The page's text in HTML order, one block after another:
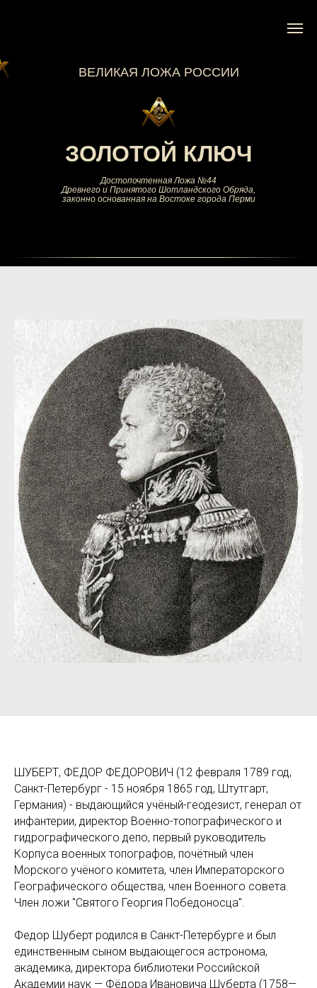
ВЕЛИКАЯ ЛОЖА РОССИИ
Достопочтенная Ложа №44
Древнего и Принятого Шотландского Обряда,
законно основанная на Востоке города Перми
ЗОЛОТОЙ КЛЮЧ
ШУБЕРТ, ФЕДОР ФЕДОРОВИЧ (12 февраля 1789 год,
Санкт-Петербург - 15 ноября 1865 год, Штутгарт,
Германия) - выдающийся учёный-геодезист, генерал от
инфантерии, директор Военно-топографического и
гидрографического депо, первый руководитель
Корпуса военных топографов, почётный член
Морского учёного комитета, член Императорского
Географического общества, член Военного совета.
Член ложи "Святого Георгия Победоносца".
Федор Шуберт родился в Санкт-Петербурге и был
единственным сыном выдающегося астронома,
академика, директора библиотеки Российской
Академии наук — Фёдора Ивановича Шуберта (1758—